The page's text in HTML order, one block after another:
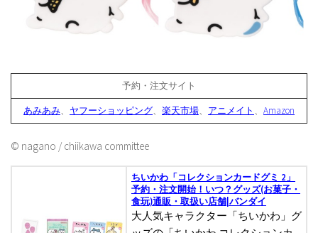
予約・注文サイト
あみあみ、 ヤフーショッピング、 楽天市場、 アニメイト 、 Amazon
© nagano / chiikawa committee
ちいかわ「コレクションカードグミ 2」
予約・注文開始！いつ？グッズ(お菓子・
食玩)通販・取扱い店舗|バンダイ
大人気キャラクター「ちいかわ」グ